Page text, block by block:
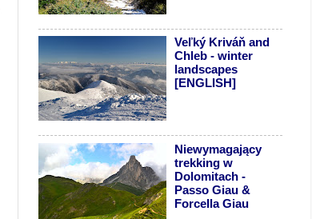
Veľký Kriváň and
Chleb - winter
landscapes
[ENGLISH]
Niewymagający
trekking w
Dolomitach -
Passo Giau &
Forcella Giau